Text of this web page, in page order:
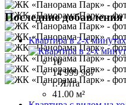
Последние добавления
Квартира в 2-х
10
14 999 987
г. Ялта
41.00 м²